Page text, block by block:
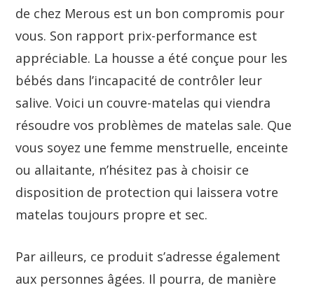
de chez Merous est un bon compromis pour
vous. Son rapport prix-performance est
appréciable. La housse a été conçue pour les
bébés dans l’incapacité de contrôler leur
salive. Voici un couvre-matelas qui viendra
résoudre vos problèmes de matelas sale. Que
vous soyez une femme menstruelle, enceinte
ou allaitante, n’hésitez pas à choisir ce
disposition de protection qui laissera votre
matelas toujours propre et sec.
Par ailleurs, ce produit s’adresse également
aux personnes âgées. Il pourra, de manière